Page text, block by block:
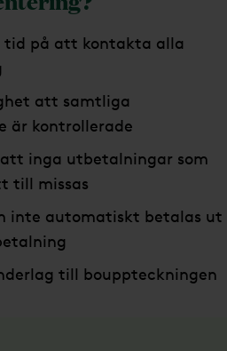
tid på att kontakta alla
att samtliga
är kontrollerade
inga utbetalningar som
till missas
inte automatiskt betalas ut
till bouppteckningen